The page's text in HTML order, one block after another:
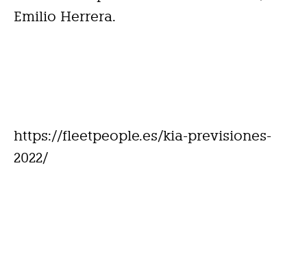
Emilio Herrera.
https://fleetpeople.es/kia-previsiones-
2022/